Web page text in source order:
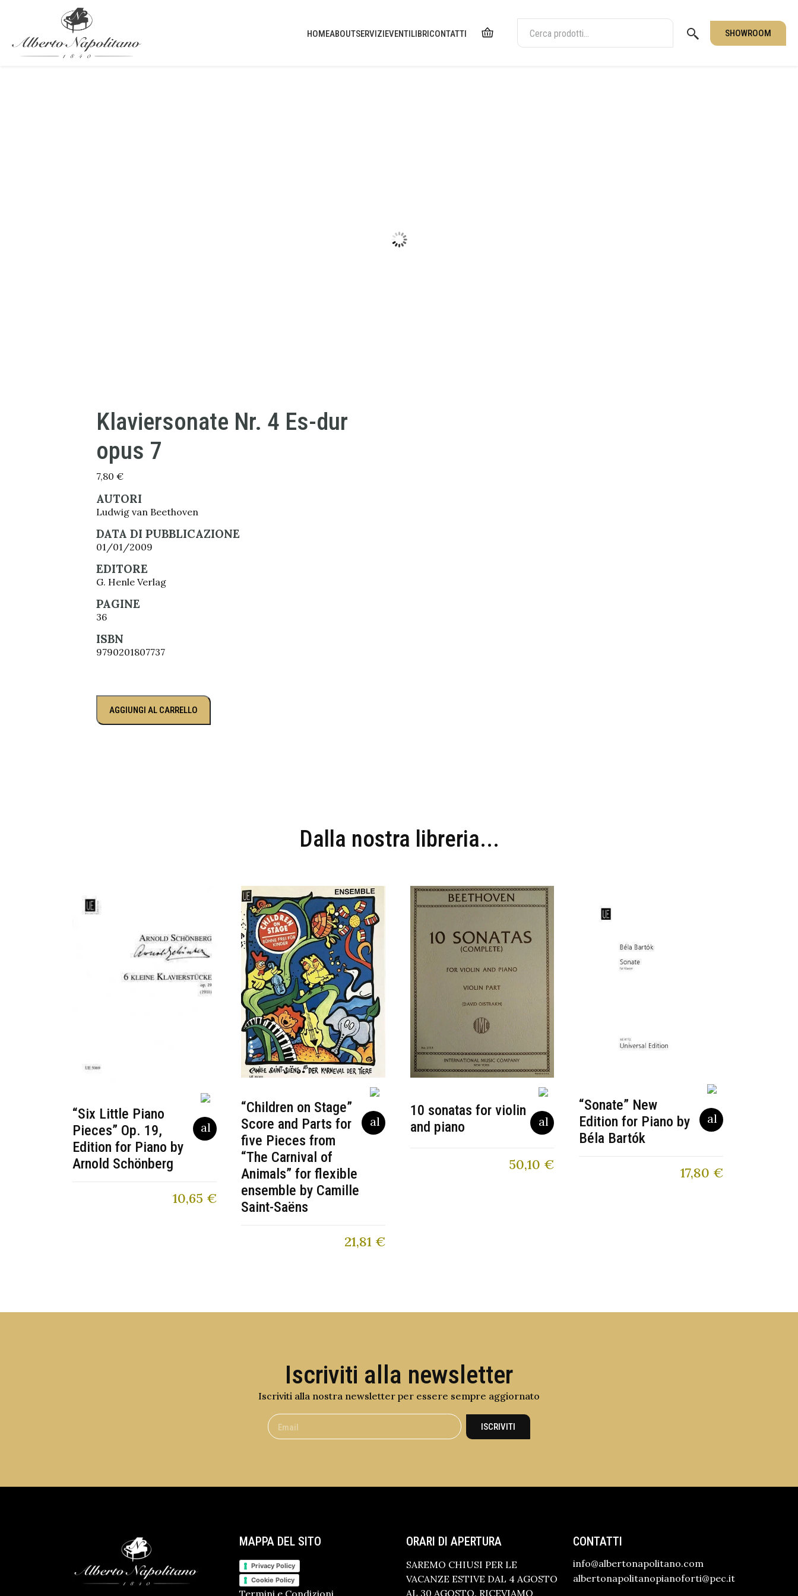
HOMEABOUTSERVIZIEVENTILIBRICONTATTI SHOWROOM
Klaviersonate Nr. 4 Es-dur
opus 7
7,80 €
AUTORI
Ludwig van Beethoven
DATA DI PUBBLICAZIONE
01/01/2009
EDITORE
G. Henle Verlag
PAGINE
36
ISBN
9790201807737
AGGIUNGI AL CARRELLO
Dalla nostra libreria...
“Six Little Piano
Pieces” Op. 19,
Edition for Piano by
Arnold Schönberg
10,65 €
“Children on Stage”
Score and Parts for
five Pieces from
“The Carnival of
Animals” for flexible
ensemble by Camille
Saint-Saëns
21,81 €
10 sonatas for violin
and piano
50,10 €
“Sonate” New
Edition for Piano by
Béla Bartók
17,80 €
Iscriviti alla newsletter
Iscriviti alla nostra newsletter per essere sempre aggiornato
ISCRIVITI
MAPPA DEL SITO
Privacy Policy
Cookie Policy
ORARI DI APERTURA
SAREMO CHIUSI PER LE
VACANZE ESTIVE DAL 4 AGOSTO
AL 30 AGOSTO. RICEVIAMO
CONTATTI
info@albertonapolitano.com
albertonapolitanopianoforti@pec.it